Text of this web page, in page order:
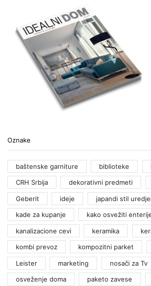
Oznake
baštenske garniture biblioteke
CRH Srbija dekorativni predmeti
Geberit ideje japandi stil
kade za kupanje kako osvežiti
kanalizacione cevi keramika
kombi prevoz kompozitni parket
Leister marketing nosači za Tv
osveženje doma paketo zavese